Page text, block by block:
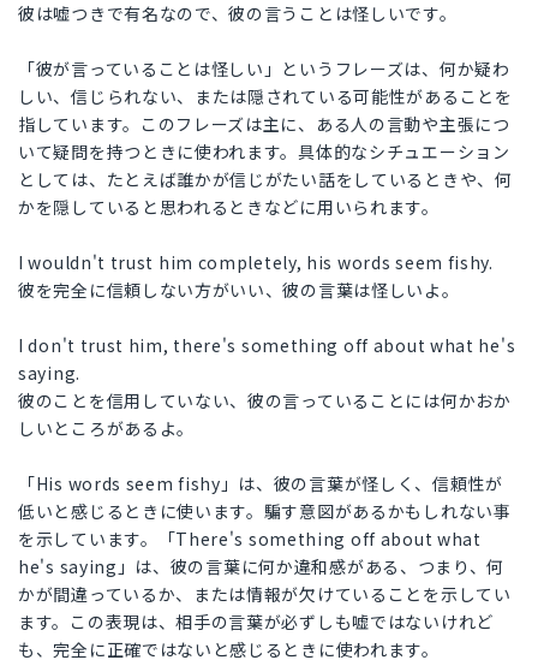
彼は嘘つきで有名なので、彼の言うことは怪しいです。
「彼が言っていることは怪しい」というフレーズは、何か疑わ
しい、信じられない、または隠されている可能性があることを
指しています。このフレーズは主に、ある人の言動や主張につ
いて疑問を持つときに使われます。具体的なシチュエーション
としては、たとえば誰かが信じがたい話をしているときや、何
かを隠していると思われるときなどに用いられます。
I wouldn't trust him completely, his words seem fishy.
彼を完全に信頼しない方がいい、彼の言葉は怪しいよ。
I don't trust him, there's something off about what he's
saying.
彼のことを信用していない、彼の言っていることには何かおか
しいところがあるよ。
「His words seem fishy」は、彼の言葉が怪しく、信頼性が
低いと感じるときに使います。騙す意図があるかもしれない事
を示しています。「There's something off about what
he's saying」は、彼の言葉に何か違和感がある、つまり、何
かが間違っているか、または情報が欠けていることを示してい
ます。この表現は、相手の言葉が必ずしも嘘ではないけれど
も、完全に正確ではないと感じるときに使われます。